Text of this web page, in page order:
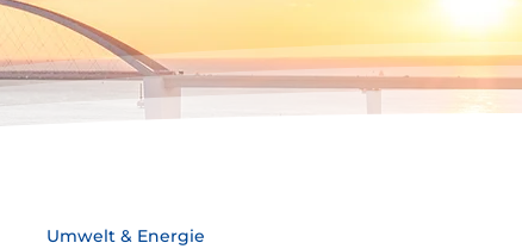
Umwelt & Energie